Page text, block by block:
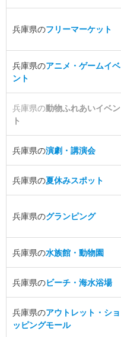
兵庫県のフリーマーケット
兵庫県のアニメ・ゲームイベ
ント
兵庫県の動物ふれあいイベン
ト
兵庫県の演劇・講演会
兵庫県の夏休みスポット
兵庫県のグランピング
兵庫県の水族館・動物園
兵庫県のビーチ・海水浴場
兵庫県のアウトレット・ショ
ッピングモール